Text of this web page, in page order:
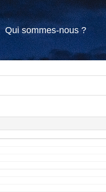
Qui sommes-nous ?